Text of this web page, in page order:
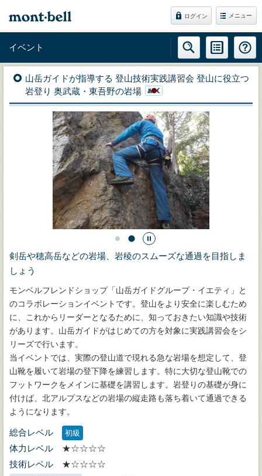
ログイン メニュー
イベント
山岳ガイドが指導する 登山技術実践講習会 登山に役立つ
岩登り 奥武蔵・東吾野の岩場
剣岳や穂高岳などの岩場、岩稜のスムーズな通過を目指しま
しょう
モンベルフレンドショップ「山岳ガイドグループ・イエティ」と
のコラボレーションイベントです。登山をより安全に楽しむため
に、これからリーダーとなるために、知っておきたい知識や技術
があります。山岳ガイドがはじめての方を対象に実践講習会をシ
リーズで行います。
当イベントでは、実際の登山道で現れる急な岩場を想定して、登
山靴を履いて岩場の登下降を練習します。特に大切な登山靴での
フットワークをメインに基礎を講習します。岩登りの基礎が身に
付けば、北アルプスなどの岩場の縦走路も落ち着いて通過できる
ようになります。
総合レベル 初級
体力レベル
★☆☆☆☆
技術レベル
★☆☆☆☆